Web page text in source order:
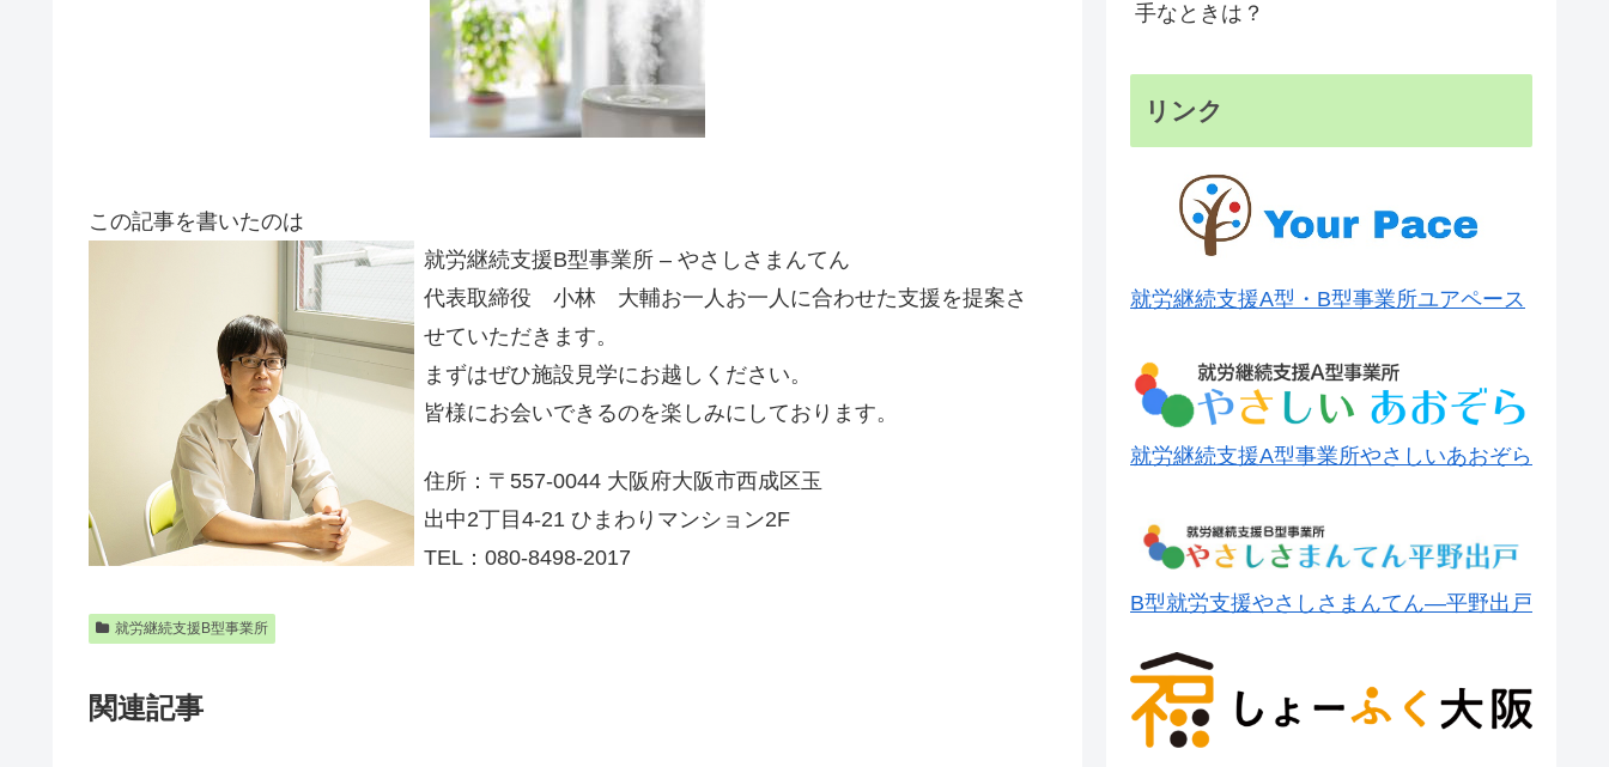
この記事を書いたのは
就労継続支援B型事業所 – やさしさまんてん
代表取締役 小林 大輔お一人お一人に合わせた支援を提案さ
せていただきます。
まずはぜひ施設見学にお越しください。
皆様にお会いできるのを楽しみにしております。
住所：〒557-0044 大阪府大阪市西成区玉
出中2丁目4-21 ひまわりマンション2F
TEL：080-8498-2017
就労継続支援B型事業所
関連記事
手なときは？
リンク
就労継続支援A型・B型事業所ユアペース
就労継続支援A型事業所やさしいあおぞら
B型就労支援やさしさまんてん―平野出戸